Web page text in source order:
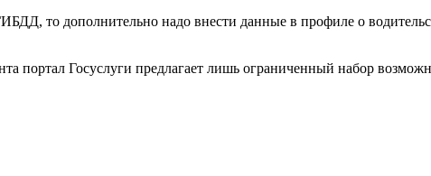
то дополнительно надо внести данные в профиле о
портал Госуслуги предлагает лишь ограниченный набор